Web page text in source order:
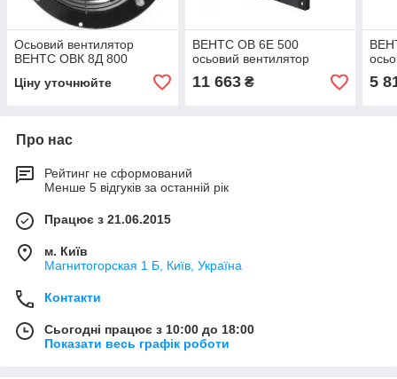
Осьовий вентилятор
ВЕНТС ОВК 8Д 800
Ціну уточнюйте
ВЕНТС ОВ 6Е 500
осьовий вентилятор
11 663₴ 5
Про нас
Рейтинг не сформований
Менше 5 відгуків за останній рік
Працює з 21.06.2015
м. Київ
Магнитогорская 1 Б, Київ, Україна
Контакти
Сьогодні працює з 10:00 до 18:00
Показати весь графік роботи